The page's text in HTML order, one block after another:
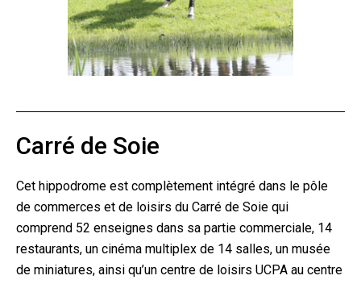
Carré de Soie
Cet hippodrome est complètement intégré dans le pôle
de commerces et de loisirs du Carré de Soie qui
comprend 52 enseignes dans sa partie commerciale, 14
restaurants, un cinéma multiplex de 14 salles, un musée
de miniatures, ainsi qu’un centre de loisirs UCPA au centre